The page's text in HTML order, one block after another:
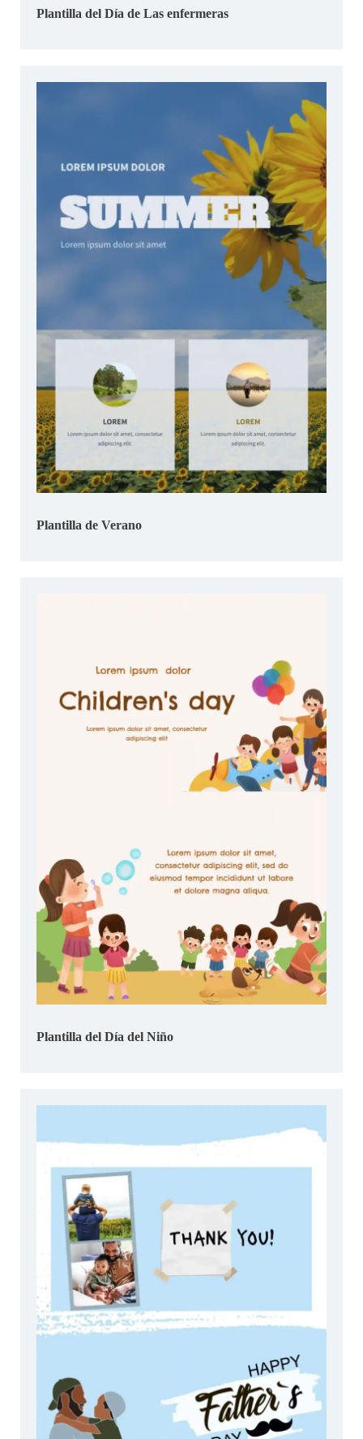
Plantilla del Día de Las enfermeras
Plantilla de Verano
Plantilla del Día del Niño